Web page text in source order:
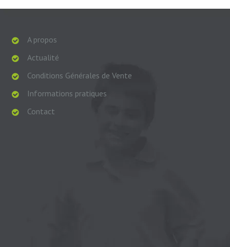
A propos
Actualité
Conditions Générales de Vente
Informations pratiques
Contact